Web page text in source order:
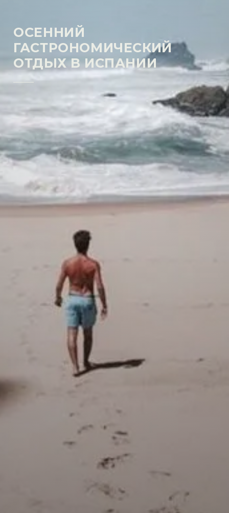
ОСЕННИЙ
ГАСТРОНОМИЧЕСКИЙ
ОТДЫХ В ИСПАНИИ